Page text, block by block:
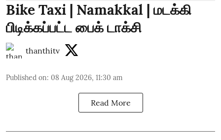
Bike Taxi | Namakkal | மடக்கி
பிடிக்கப்பட்ட பைக் டாக்சி
thanthitv
Published on: 08 Aug 2026, 11:30 am
Read More